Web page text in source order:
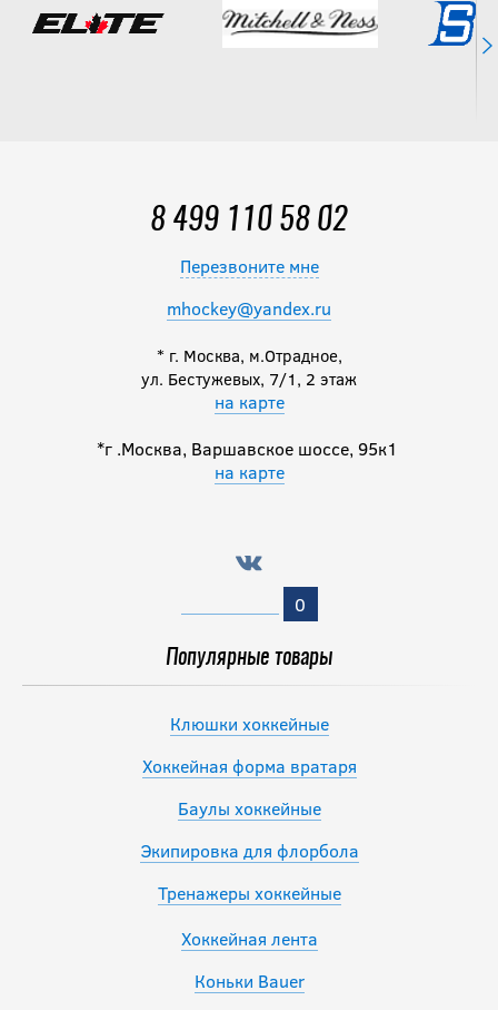
8 499 110 58 02
Перезвоните мне
mhockey@yandex.ru
* г. Москва, м.Отрадное,
ул. Бестужевых, 7/1, 2 этаж
на карте
*г .Москва, Варшавское шоссе, 95к1
на карте
0
Популярные товары
Клюшки хоккейные
Хоккейная форма вратаря
Баулы хоккейные
Экипировка для флорбола
Тренажеры хоккейные
Хоккейная лента
Коньки Bauer